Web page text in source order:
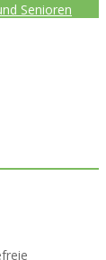
Senioren